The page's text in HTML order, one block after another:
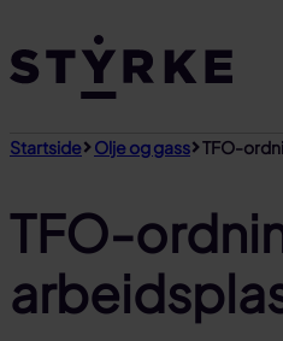
til
innhold
Startside Olje og gass TFO-
TFO-